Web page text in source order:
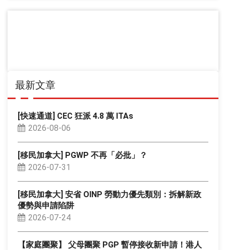
最新文章
[快速通道] CEC 狂派 4.8 萬 ITAs
2026-08-06
[移民加拿大] PGWP 不再「必批」？
2026-07-31
[移民加拿大] 安省 OINP 勞動力優先類別：拆解新政
優勢與申請陷阱
2026-07-24
【家庭團聚】 父母團聚 PGP 暫停接收新申請！港人